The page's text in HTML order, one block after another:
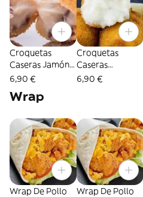
Croquetas
Caseras Jamón
Ibérico 10
6,90 €
Croquetas
Caseras
Idiazabal 10
6,90 €
Wrap
Wrap De Pollo
Wrap De Pollo